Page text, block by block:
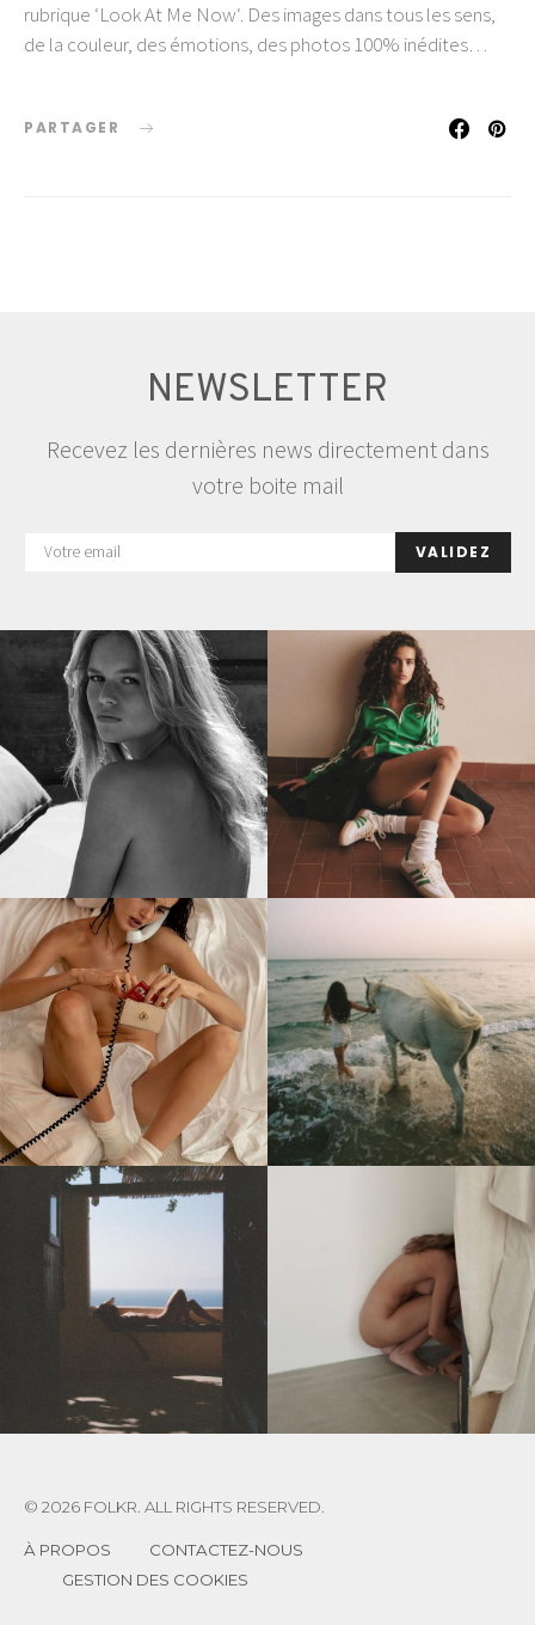
rubrique ‘Look At Me Now‘. Des images dans tous les sens,
de la couleur, des émotions, des photos 100% inédites…
PARTAGER
NEWSLETTER
Recevez les dernières news directement dans
votre boite mail
VALIDEZ
© 2026 FOLKR. ALL RIGHTS RESERVED.
À PROPOS
CONTACTEZ-NOUS
GESTION DES COOKIES